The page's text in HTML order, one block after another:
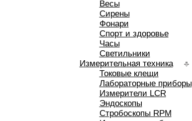
Весы
Сирены
Фонари
Спорт и здоровье
Часы
Светильники
Измерительная техника
Токовые клещи
Лабораторные приборы
Измерители LCR
Эндоскопы
Стробоскопы RPM